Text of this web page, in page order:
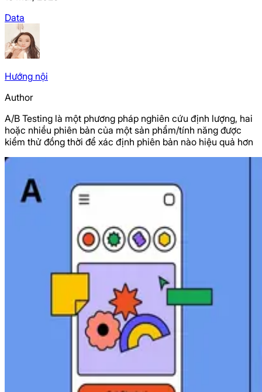
Data
Hướng nội
Author
A/B Testing là một phương pháp nghiên cứu định lượng, hai
hoặc nhiều phiên bản của một sản phẩm/tính năng được
kiểm thử đồng thời để xác định phiên bản nào hiệu quả hơn